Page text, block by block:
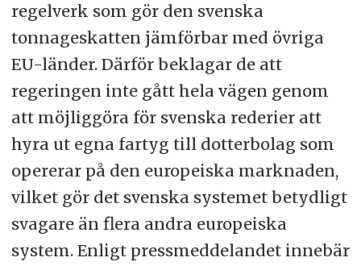
regelverk som gör den svenska
tonnageskatten jämförbar med övriga
EU-länder. Därför beklagar de att
regeringen inte gått hela vägen genom
att möjliggöra för svenska rederier att
hyra ut egna fartyg till dotterbolag som
opererar på den europeiska marknaden,
vilket gör det svenska systemet betydligt
svagare än flera andra europeiska
system. Enligt pressmeddelandet innebär